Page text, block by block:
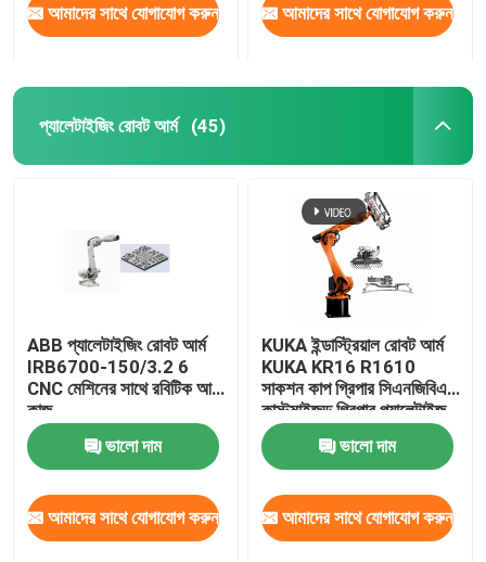
আমাদের সাথে যোগাযোগ করুন আমাদের সাথে যোগাযোগ করুন
প্যালেটাইজিং রোবট আর্ম (45)
ABB প্যালেটাইজিং রোবট আর্ম
IRB6700-150/3.2 6
CNC মেশিনের সাথে রবিটিক আর্ম
কাজ
ভালো দাম
আমাদের সাথে যোগাযোগ করুন
KUKA ইন্ডাস্ট্রিয়াল রোবট আর্ম
KUKA KR16 R1610
সাকশন কাপ গ্রিপার সিএনজিবিএস
কাস্টমাইজড গ্রিপার প্যালেটাইজ
করার জন্য
ভালো দাম
আমাদের সাথে যোগাযোগ করুন